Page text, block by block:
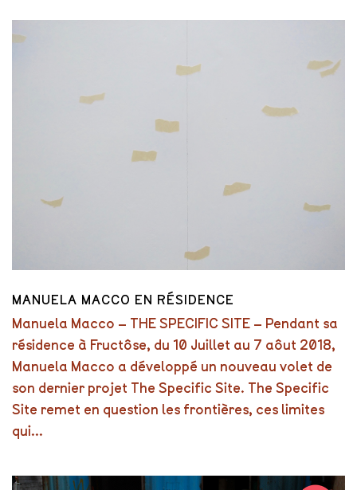
MANUELA MACCO EN RÉSIDENCE
Manuela Macco – THE SPECIFIC SITE – Pendant sa
résidence à Fructôse, du 10 Juillet au 7 aôut 2018,
Manuela Macco a développé un nouveau volet de
son dernier projet The Specific Site. The Specific
Site remet en question les frontières, ces limites
qui...